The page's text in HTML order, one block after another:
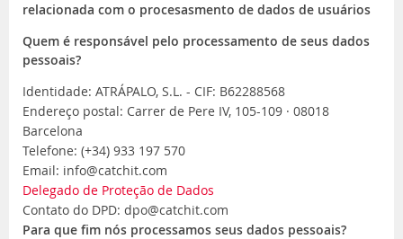
relacionada com o procesasmento de dados de usuários
Quem é responsável pelo processamento de seus dados
pessoais?
Identidade: ATRÁPALO, S.L. - CIF: B62288568
Endereço postal: Carrer de Pere IV, 105-109 · 08018
Barcelona
Telefone: (+34) 933 197 570
Email: info@catchit.com
Delegado de Proteção de Dados
Contato do DPD: dpo@catchit.com
Para que fim nós processamos seus dados pessoais?